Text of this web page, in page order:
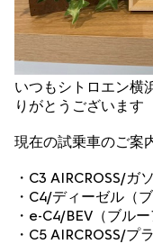
いつもシトロエン横
りがとうございます
現在の試乗車のご案
・C3 AIRCROSS/ガ
・C4/ディーゼル（
・e-C4/BEV（ブル
・C5 AIRCROSS/プ